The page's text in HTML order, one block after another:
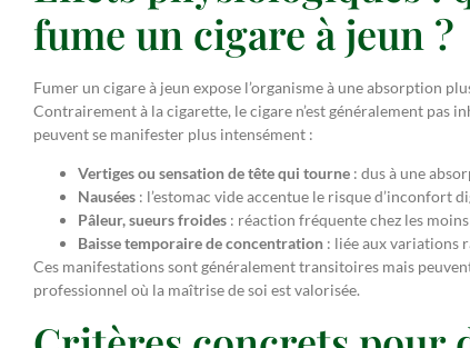
fume un cigare à jeun ?
Fumer un cigare à jeun expose l’organisme à une absorption
Contrairement à la cigarette, le cigare n’est généralement pas
peuvent se manifester plus intensément :
Vertiges ou sensation de tête qui tourne : dus à une
Nausées : l’estomac vide accentue le risque d’inconfort
Pâleur, sueurs froides : réaction fréquente chez les
Baisse temporaire de concentration : liée aux variations
Ces manifestations sont généralement transitoires mais
professionnel où la maîtrise de soi est valorisée.